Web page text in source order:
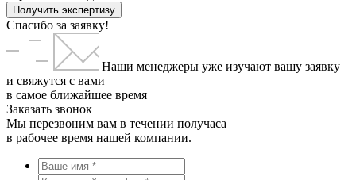
Получить экспертизу
Спасибо за заявку!
Наши менеджеры уже изучают вашу заявку
и свяжутся с вами
в самое ближайшее время
Заказать звонок
Мы перезвоним вам в течении получаса
в рабочее время нашей компании.